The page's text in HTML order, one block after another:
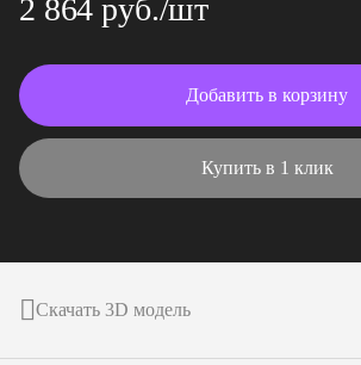
2 864 руб./шт
Добавить в корзину
Купить в 1 клик
Скачать 3D модель